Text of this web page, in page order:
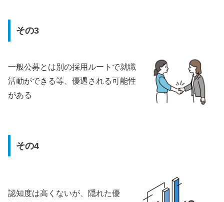
その3
一般公募とは別の採用ルートで就職
活動ができる等、優遇される可能性
がある
その4
認知度は高くないが、隠れた優